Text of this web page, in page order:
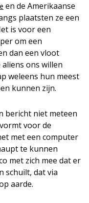
en de Amerikaanse
plaatsten ze een
is voor een
om een
dan een vloot
aliens ons willen
weleens hun meest
kunnen zijn.
bericht niet meteen
voor de
meteen computer
te kunnen
met zich mee dat er
schuilt, datvia
aarde.